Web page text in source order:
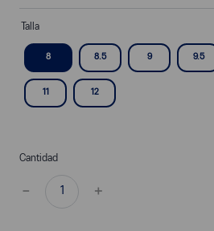
Talla
8 8.5 9 9.5
11 12
Cantidad
＋
－